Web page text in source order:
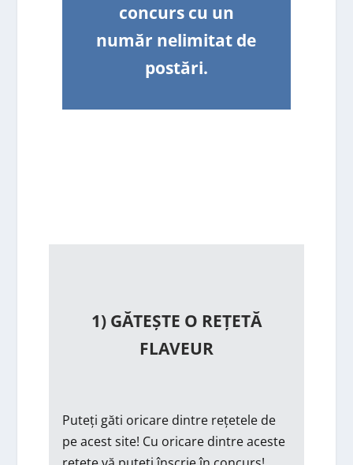
concurs cu un
număr nelimitat de
postări.
1) GĂTEȘTE O REȚETĂ
FLAVEUR
Puteți găti oricare dintre rețetele de
pe acest site! Cu oricare dintre aceste